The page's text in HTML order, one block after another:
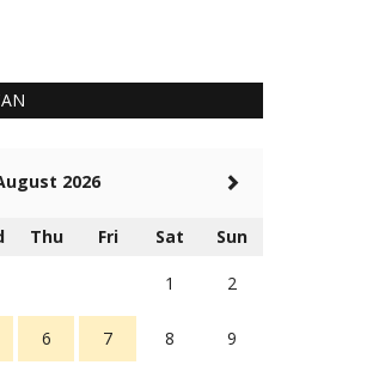
2026
Thu Fri Sat Sun
1 2
6 7 8 9